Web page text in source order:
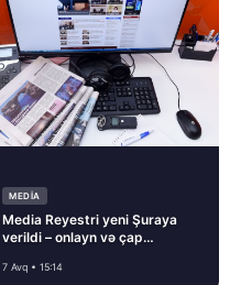
MEDİA
Media Reyestri yeni Şuraya
verildi – onlayn və çap
7 Avq • 15:14